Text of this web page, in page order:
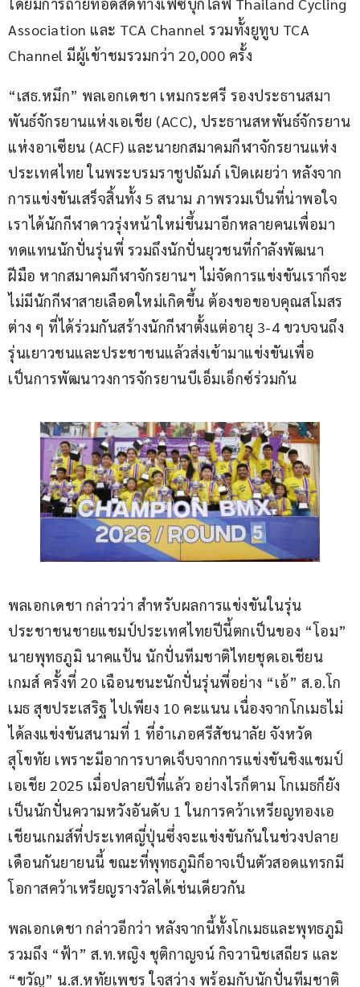
โดยมีการถ่ายทอดสดทางเฟซบุ๊กไลฟ์ Thailand Cycling
Association และ TCA Channel รวมทั้งยูทูบ TCA
Channel มีผู้เข้าชมรวมกว่า 20,000 ครั้ง
“เสธ.หมึก” พลเอกเดชา เหมกระศรี รองประธานสมา
พันธ์จักรยานแห่งเอเชีย (ACC), ประธานสหพันธ์จักรยาน
แห่งอาเซียน (ACF) และนายกสมาคมกีฬาจักรยานแห่ง
ประเทศไทย ในพระบรมราชูปถัมภ์ เปิดเผยว่า หลังจาก
การแข่งขันเสร็จสิ้นทั้ง 5 สนาม ภาพรวมเป็นที่น่าพอใจ
เราได้นักกีฬาดาวรุ่งหน้าใหม่ขึ้นมาอีกหลายคนเพื่อมา
ทดแทนนักปั่นรุ่นพี่ รวมถึงนักปั่นยุวชนที่กำลังพัฒนา
ฝีมือ หากสมาคมกีฬาจักรยานฯ ไม่จัดการแข่งขันเราก็จะ
ไม่มีนักกีฬาสายเลือดใหม่เกิดขึ้น ต้องขอขอบคุณสโมสร
ต่าง ๆ ที่ได้ร่วมกันสร้างนักกีฬาตั้งแต่อายุ 3-4 ขวบจนถึง
รุ่นเยาวชนและประชาชนแล้วส่งเข้ามาแข่งขันเพื่อ
เป็นการพัฒนาวงการจักรยานบีเอ็มเอ็กซ์ร่วมกัน
พลเอกเดชา กล่าวว่า สำหรับผลการแข่งขันในรุ่น
ประชาชนชายแชมป์ประเทศไทยปีนี้ตกเป็นของ “โอม”
นายพุทธภูมิ นาคแป้น นักปั่นทีมชาติไทยชุดเอเชียน
เกมส์ ครั้งที่ 20 เฉือนชนะนักปั่นรุ่นพี่อย่าง “เอ้” ส.อ.โก
เมธ สุขประเสริฐ ไปเพียง 10 คะแนน เนื่องจากโกเมธไม่
ได้ลงแข่งขันสนามที่ 1 ที่อำเภอศรีสัชนาลัย จังหวัด
สุโขทัย เพราะมีอาการบาดเจ็บจากการแข่งขันชิงแชมป์
เอเชีย 2025 เมื่อปลายปีที่แล้ว อย่างไรก็ตาม โกเมธก็ยัง
เป็นนักปั่นความหวังอันดับ 1 ในการคว้าเหรียญทองเอ
เชียนเกมส์ที่ประเทศญี่ปุ่นซึ่งจะแข่งขันกันในช่วงปลาย
เดือนกันยายนนี้ ขณะที่พุทธภูมิก็อาจเป็นตัวสอดแทรกมี
โอกาสคว้าเหรียญรางวัลได้เช่นเดียวกัน
พลเอกเดชา กล่าวอีกว่า หลังจากนี้ทั้งโกเมธและพุทธภูมิ
รวมถึง “ฟ้า” ส.ท.หญิง ชุติกาญจน์ กิจวานิชเสถียร และ
“ขวัญ” น.ส.หทัยเพชร ใจสว่าง พร้อมกับนักปั่นทีมชาติ